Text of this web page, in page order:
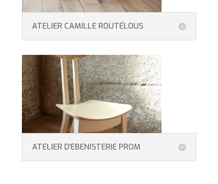
ATELIER CAMILLE ROUTÉLOUS
ATELIER D'EBENISTERIE PROM